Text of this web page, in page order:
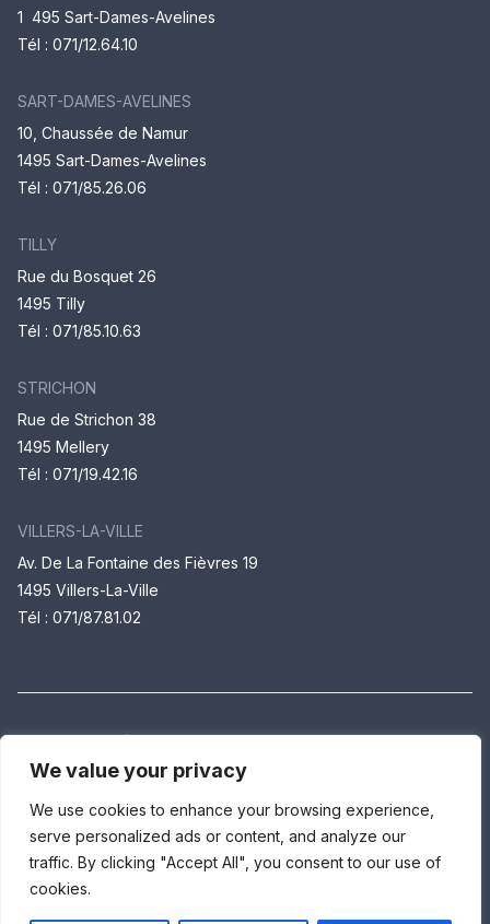
We value your privacy
We use cookies to enhance your browsing experience,
serve personalized ads or content, and analyze our
traffic. By clicking "Accept All", you consent to our use of
cookies.
1 495 Sart-Dames-Avelines
Tél : 071/12.64.10
SART-DAMES-AVELINES
10, Chaussée de Namur
1495 Sart-Dames-Avelines
Tél : 071/85.26.06
TILLY
Rue du Bosquet 26
1495 Tilly
Tél : 071/85.10.63
STRICHON
Rue de Strichon 38
1495 Mellery
Tél : 071/19.42.16
VILLERS-LA-VILLE
Av. De La Fontaine des Fièvres 19
1495 Villers-La-Ville
Tél : 071/87.81.02
© Maison Médicale de Villers-la-Ville
Vie privée
Made by